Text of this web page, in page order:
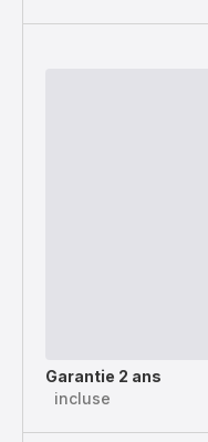
Garantie 2 ans
incluse